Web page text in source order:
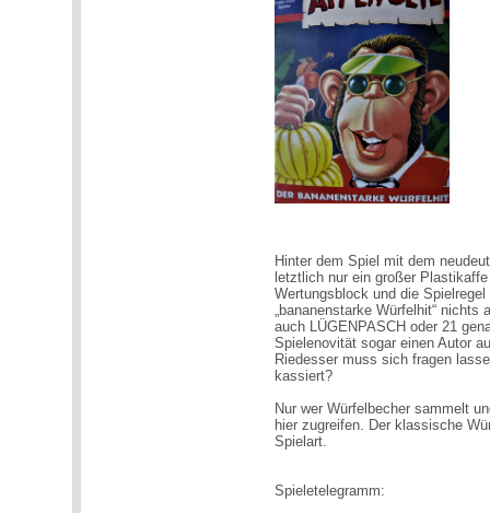
Hinter dem Spiel mit dem
letztlich nur ein großer
Wertungsblock und die
„bananenstarke Würfelhit“
auch LÜGENPASCH oder 21
Spielenovität sogar einen Autor
Riedesser muss sich fragen
kassiert?
Nur wer Würfelbecher sammelt
hier zugreifen. Der klassische
Spielart.
Spieletelegramm: